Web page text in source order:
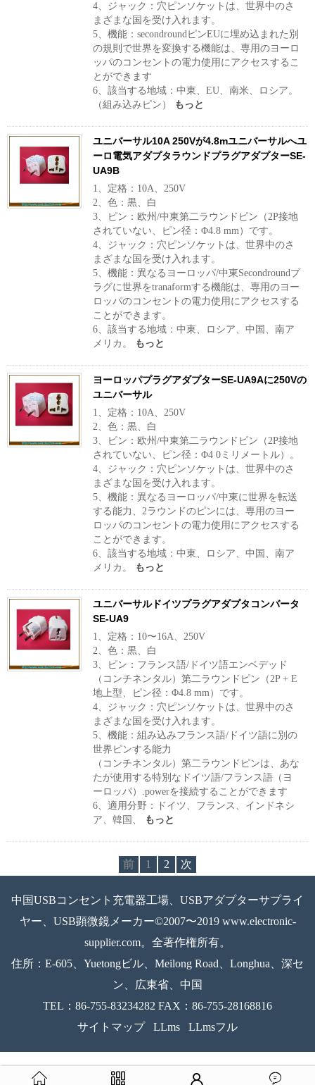
4、ジャック：穴ピンソケットは、世界中のさ
まざまな国を受け入れます。
5、機能：secondroundピンEUに埋め込まれた別
の規則で世界を変換する機能は、専用のヨーロ
ッパのコンセントの電力使用にアクセスするこ
とができます
6、該当する地域：中東、EU、南米、ロシア。
（組み込みピン）
もっと
ユニバーサル10A 250Vが4.8mユニバーサルへユ
ーロ電気アダプタラウンドプラグアダプターSE-
UA9B
1、定格：10A、250V
2、色：黒、白
3、ピン：欧州/中東第二ラウンドピン（2P接地
されていない、ピン径：Φ4.8 mm）です。
4、ジャック：穴ピンソケットは、世界中のさ
まざまな国を受け入れます。
5、機能：異なるヨーロッパ/中東Secondroundプ
ラグに世界をtranaformする機能は、専用のヨー
ロッパのコンセントの電力使用にアクセスする
ことができます。
6、該当する地域：中東、ロシア、中国、南ア
メリカ。
もっと
ヨーロッパプラグアダプターSE-UA9Aに250Vの
ユニバーサル
1、定格：10A、250V
2、色：黒、白
3、ピン：欧州/中東第二ラウンドピン（2P接地
されていない、ピン径：Φ4 0ミリメートル）。
4、ジャック：穴ピンソケットは、世界中のさ
まざまな国を受け入れます。
5、機能：異なるヨーロッパ/中東に世界を転送
する能力、2ラウンドのピンには、専用のヨー
ロッパのコンセントの電力使用にアクセスする
ことができます。
6、該当する地域：中東、ロシア、中国、南ア
メリカ。
もっと
ユニバーサルドイツプラグアダプタコンバータ
SE-UA9
1、定格：10〜16A、250V
2、色：黒、白
3、ピン：フランス語/ドイツ語エンベデッド
（コンチネンタル）第二ラウンドピン（2P + E
地上型、ピン径：Φ4.8 mm）です。
4、ジャック：穴ピンソケットは、世界中のさ
まざまな国を受け入れます。
5、機能：組み込みフランス語/ドイツ語に別の
世界ピンする能力
（コンチネンタル）第二ラウンドピンは、あな
たが使用する特別なドイツ語/フランス語（ヨ
ーロッパ）.powerを接続することができます
6、適用分野：ドイツ、フランス、インドネシ
ア、韓国、
もっと
前 1 2 次
中国USBコンセント充電器工場、USBアダプターサプライ
ヤー、USB顕微鏡メーカー©2007〜2019 www.electronic-
supplier.com。全著作権所有。
住所：E-605、Yuetongビル、Meilong Road、Longhua、深セ
ン、広東省、中国
TEL：86-755-83234282 FAX：86-755-28168816
サイトマップ
LLms LLmsフル